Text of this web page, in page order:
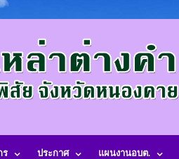
ร ประกาศ แผนงานอบต.